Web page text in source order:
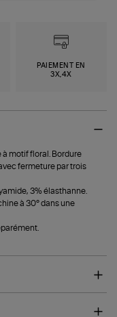
PAIEMENT EN
3X,4X
motif floral. Bordure
fermeture par trois
3% élasthanne.
à 30° dans une